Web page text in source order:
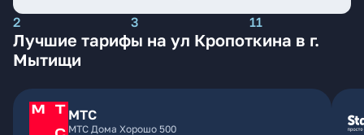
2 3 11
Лучшие тарифы на ул Кропоткина в г.
Мытищи
МТС
МТС Дома Хорошо 500